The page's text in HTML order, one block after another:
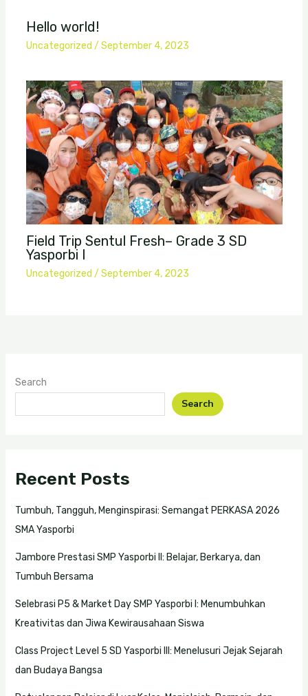
Hello world!
Uncategorized / September 4, 2023
Field Trip Sentul Fresh– Grade 3 SD
Yasporbi I
Uncategorized / September 4, 2023
Search
Search
Recent Posts
Tumbuh, Tangguh, Menginspirasi: Semangat PERKASA 2026
SMA Yasporbi
Jambore Prestasi SMP Yasporbi II: Belajar, Berkarya, dan
Tumbuh Bersama
Selebrasi P5 & Market Day SMP Yasporbi I: Menumbuhkan
Kreativitas dan Jiwa Kewirausahaan Siswa
Class Project Level 5 SD Yasporbi III: Menelusuri Jejak Sejarah
dan Budaya Bangsa